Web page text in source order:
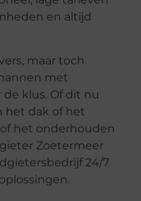
en altijd
maar toch
met
de klus. Of dit nu
het dak of het
het onderhouden
Zoetermeer
24/7